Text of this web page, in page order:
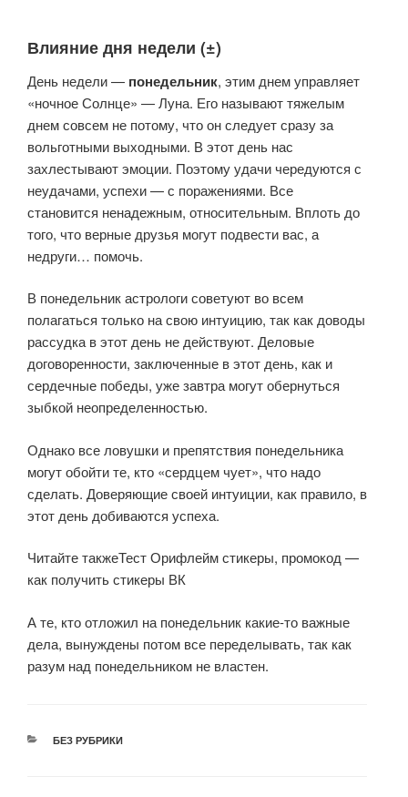
Влияние дня недели (±)
День недели — понедельник, этим днем управляет
«ночное Солнце» — Луна. Его называют тяжелым
днем совсем не потому, что он следует сразу за
вольготными выходными. В этот день нас
захлестывают эмоции. Поэтому удачи чередуются с
неудачами, успехи — с поражениями. Все
становится ненадежным, относительным. Вплоть до
того, что верные друзья могут подвести вас, а
недруги… помочь.
В понедельник астрологи советуют во всем
полагаться только на свою интуицию, так как доводы
рассудка в этот день не действуют. Деловые
договоренности, заключенные в этот день, как и
сердечные победы, уже завтра могут обернуться
зыбкой неопределенностью.
Однако все ловушки и препятствия понедельника
могут обойти те, кто «сердцем чует», что надо
сделать. Доверяющие своей интуиции, как правило, в
этот день добиваются успеха.
Читайте такжеТест Орифлейм стикеры, промокод —
как получить стикеры ВК
А те, кто отложил на понедельник какие-то важные
дела, вынуждены потом все переделывать, так как
разум над понедельником не властен.
РУБРИКИ
БЕЗ РУБРИКИ